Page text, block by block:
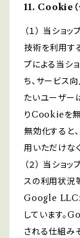
11. Cookie（
（１） 当ショ
技術を利用す
プによる当シ
ち、サービス
たいユーザー
りCookieを無
無効化すると
用いただけな
（２） 当ショ
スの利用状況
Google LLC
しています。
される仕組み